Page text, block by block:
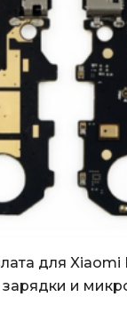
для Xiaomi
и